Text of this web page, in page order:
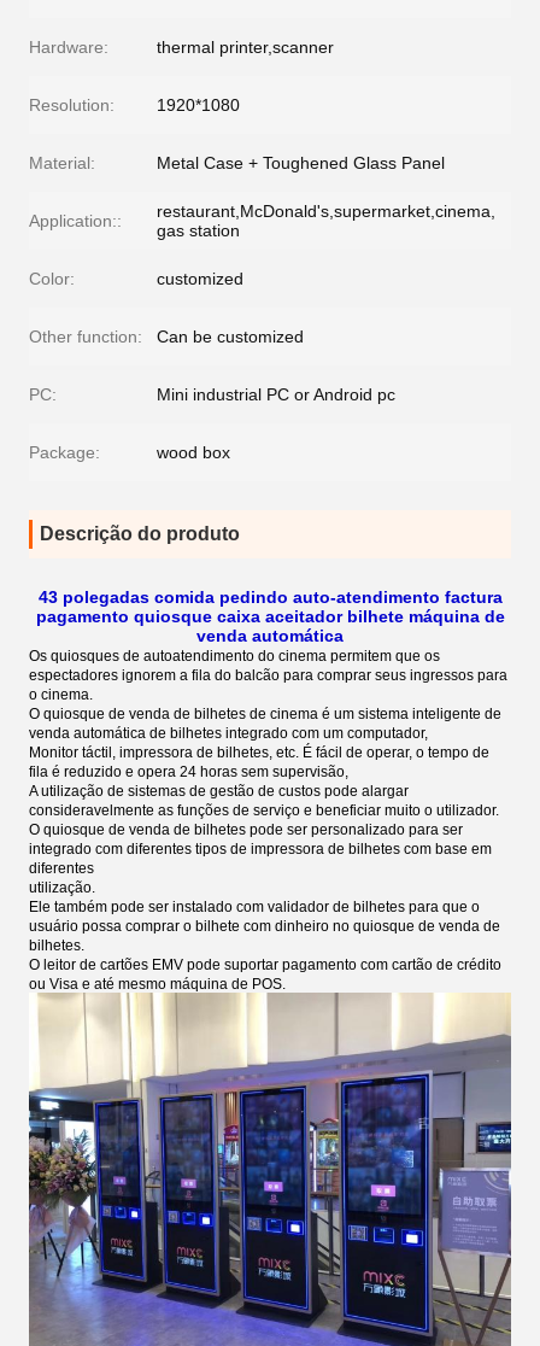
Hardware: thermal printer,scanner
Resolution: 1920*1080
Material: Metal Case + Toughened Glass Panel
Application::
restaurant,McDonald's,supermarket,cinema,
gas station
Color: customized
Other function: Can be customized
PC: Mini industrial PC or Android pc
Package: wood box
Descrição do produto
43 polegadas comida pedindo auto-atendimento factura
pagamento quiosque caixa aceitador bilhete máquina de
venda automática
Os quiosques de autoatendimento do cinema permitem que os
espectadores ignorem a fila do balcão para comprar seus ingressos para
o cinema.
O quiosque de venda de bilhetes de cinema é um sistema inteligente de
venda automática de bilhetes integrado com um computador,
Monitor táctil, impressora de bilhetes, etc. É fácil de operar, o tempo de
fila é reduzido e opera 24 horas sem supervisão,
A utilização de sistemas de gestão de custos pode alargar
consideravelmente as funções de serviço e beneficiar muito o utilizador.
O quiosque de venda de bilhetes pode ser personalizado para ser
integrado com diferentes tipos de impressora de bilhetes com base em
diferentes
utilização.
Ele também pode ser instalado com validador de bilhetes para que o
usuário possa comprar o bilhete com dinheiro no quiosque de venda de
bilhetes.
O leitor de cartões EMV pode suportar pagamento com cartão de crédito
ou Visa e até mesmo máquina de POS.